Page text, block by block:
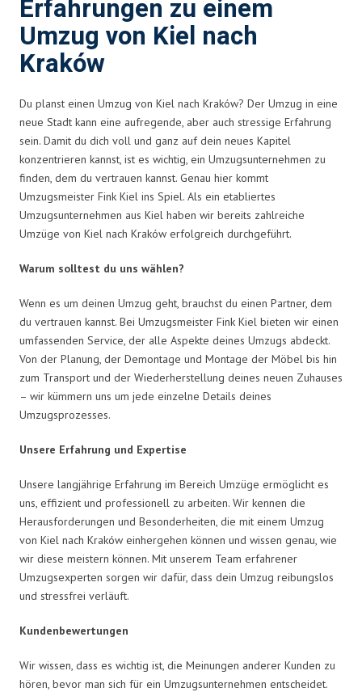
Erfahrungen zu einem
Umzug von Kiel nach
Kraków
Du planst einen Umzug von Kiel nach Kraków? Der Umzug in eine
neue Stadt kann eine aufregende, aber auch stressige Erfahrung
sein. Damit du dich voll und ganz auf dein neues Kapitel
konzentrieren kannst, ist es wichtig, ein Umzugsunternehmen zu
finden, dem du vertrauen kannst. Genau hier kommt
Umzugsmeister Fink Kiel ins Spiel. Als ein etabliertes
Umzugsunternehmen aus Kiel haben wir bereits zahlreiche
Umzüge von Kiel nach Kraków erfolgreich durchgeführt.
Warum solltest du uns wählen?
Wenn es um deinen Umzug geht, brauchst du einen Partner, dem
du vertrauen kannst. Bei Umzugsmeister Fink Kiel bieten wir einen
umfassenden Service, der alle Aspekte deines Umzugs abdeckt.
Von der Planung, der Demontage und Montage der Möbel bis hin
zum Transport und der Wiederherstellung deines neuen Zuhauses
– wir kümmern uns um jede einzelne Details deines
Umzugsprozesses.
Unsere Erfahrung und Expertise
Unsere langjährige Erfahrung im Bereich Umzüge ermöglicht es
uns, effizient und professionell zu arbeiten. Wir kennen die
Herausforderungen und Besonderheiten, die mit einem Umzug
von Kiel nach Kraków einhergehen können und wissen genau, wie
wir diese meistern können. Mit unserem Team erfahrener
Umzugsexperten sorgen wir dafür, dass dein Umzug reibungslos
und stressfrei verläuft.
Kundenbewertungen
Wir wissen, dass es wichtig ist, die Meinungen anderer Kunden zu
hören, bevor man sich für ein Umzugsunternehmen entscheidet.